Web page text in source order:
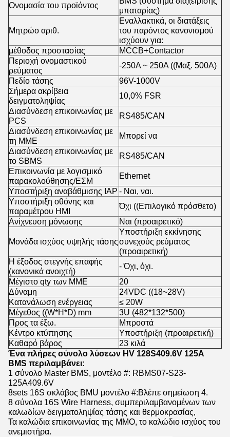
Ονομασία του προϊόντος
μπαταρίας)
Μητρώο αριθ.
Εναλλακτικά, οι διατάξεις
του παρόντος κανονισμού
ισχύουν για:
μέθοδος προστασίας
MCCB+Contactor
Περιοχή ονομαστικού
ρεύματος
-250A ~ 250A ((Μαξ. 500A)
Πεδίο τάσης
96V-1000V
Σήμερα ακρίβεια
δειγματοληψίας
10,0% FSR
Διασύνδεση επικοινωνίας με
PCS
RS485/CAN
Διασύνδεση επικοινωνίας με
τη ΜΜΕ
Μπορεί να
Διασύνδεση επικοινωνίας με
το SBMS
RS485/CAN
Επικοινωνία με λογισμικό
παρακολούθησης/ΕΣΜ
Ethernet
Υποστήριξη αναβάθμισης IAP - Ναι, ναι.
Υποστήριξη οθόνης και
παραμέτρου HMI
Όχι ((Επιλογικό πρόσθετο)
Ανίχνευση μόνωσης
Ναι (προαιρετικό)
Μονάδα ισχύος υψηλής τάσης
Υποστήριξη εκκίνησης
συνεχούς ρεύματος
(προαιρετική)
Η έξοδος στεγνής επαφής
(κανονικά ανοιχτή)
- Όχι, όχι.
Μέγιστο qty των ΜΜΕ
20
Δύναμη
24VDC ((18~28V)
Κατανάλωση ενέργειας
≤ 20W
Μέγεθος ((W*H*D) mm
3U (482*132*500)
Προς τα έξω.
Μπροστά
Κέντρο κτύπησης
Υποστήριξη (προαιρετική)
Καθαρό βάρος
23 κιλά
Ένα πλήρες σύνολο λύσεων HV 128S409.6V 125A
BMS περιλαμβάνει:
1 σύνολο Master BMS, μοντέλο #: RBMS07-S23-
125A409.6V
8sets 16S σκλάβος BMU μοντέλο #:Βλέπε σημείωση 4.
8 σύνολα 16S Wire Harness, συμπεριλαμβανομένων των
καλωδίων δειγματοληψίας τάσης και θερμοκρασίας,
Τα καλώδια επικοινωνίας της ΜΜΟ, το καλώδιο ισχύος του
ανεμιστήρα.